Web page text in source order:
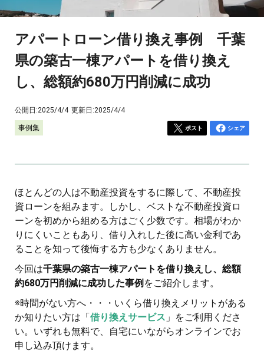
アパートローン借り換え事例 千葉
県の築古一棟アパートを借り換え
し、総額約680万円削減に成功
公開日:2025/4/4 更新日:2025/4/4
事例集 ポスト シェア
ほとんどの人は不動産投資をするに際して、不動産投
資ローンを組みます。しかし、ベストな不動産投資ロ
ーンを初めから組める方はごく少数です。相場がわか
りにくいこともあり、借り入れした後に高い金利であ
ることを知って後悔する方も少なくありません。
今回は千葉県の築古一棟アパートを借り換えし、総額
約680万円削減に成功した事例 をご紹介します。
※時間がない方へ・・・いくら借り換えメリットがある
か知りたい方は「借り換えサービス 」をご利用くださ
い。いずれも無料で、自宅にいながらオンラインでお
申し込み頂けます。